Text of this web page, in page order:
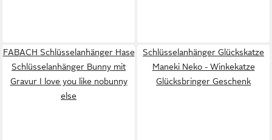
FABACH Schlüsselanhänger Hase
Schlüsselanhänger Bunny mit
Gravur I love you like nobunny
else
Schlüsselanhänger Glückskatze
Maneki Neko - Winkekatze
Glücksbringer Geschenk